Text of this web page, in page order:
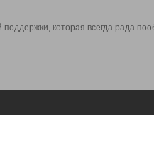
которая всегда рада